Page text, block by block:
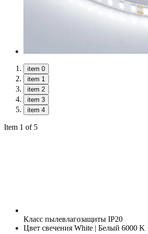
item 0
item 1
item 2
item 3
item 4
Item 1 of 5
Класс пылевлагозащиты IP20
Цвет свечения White | Белый 6000 K